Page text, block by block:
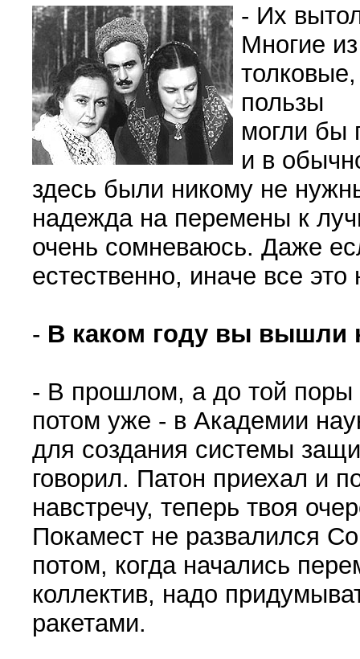
- Их
Многие
пользы
могли бы
и в
здесь были никому не
надежда на перемены к
очень сомневаюсь. Даже
естественно, иначе все это
- В каком году вы вышли
- В прошлом, а до той поры
потом уже - в Академии
для создания системы
говорил. Патон приехал и
навстречу, теперь твоя
Покамест не развалился
потом, когда начались
коллектив, надо
ракетами.